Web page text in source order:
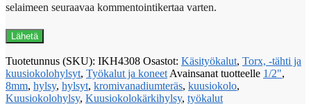
selaimeen seuraavaa kommentointikertaa varten.
Tuotetunnus (SKU): IKH4308 Osastot: Käsityökalut, Torx, -tähti ja
kuusiokolohylsyt, Työkalut ja koneet Avainsanat tuotteelle 1/2",
8mm, hylsy, hylsyt, kromivanadiumteräs, kuusiokolo,
Kuusiokolohylsy, Kuusiokolokärkihylsy, työkalut